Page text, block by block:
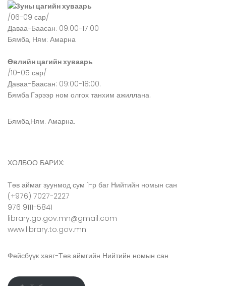
Зуны цагийн хуваарь
/06-09 сар/
Даваа-Баасан: 09:00-17:00
Бямба, Ням: Амарна
Өвлийн цагийн хуваарь
/10-05 сар/
Даваа-Баасан: 09:00-18:00.
Бямба:Гэрээр ном олгох танхим ажиллана.
Бямба,Ням: Амарна.
ХОЛБОО БАРИХ:
Төв аймаг зуунмод сум 1-р баг Нийтийн номын сан
(+976) 7027-2227
976 9111-5841
library.go.gov.mn@gmail.com
www.library.to.gov.mn
Фейсбүүк хаяг-Төв аймгийн Нийтийн номын сан